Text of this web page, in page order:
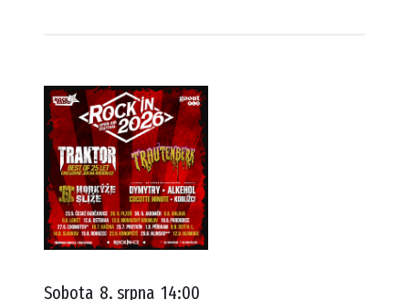
Sobota 8. srpna 14:00